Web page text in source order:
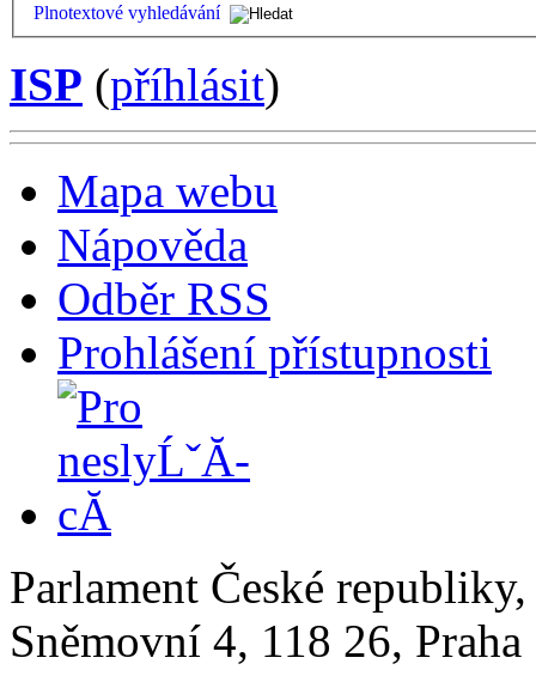
Plnotextové vyhledávání
ISP (příhlásit)
Mapa webu
Nápověda
Odběr RSS
Prohlášení přístupnosti
Parlament České
Sněmovní 4, 118 26,